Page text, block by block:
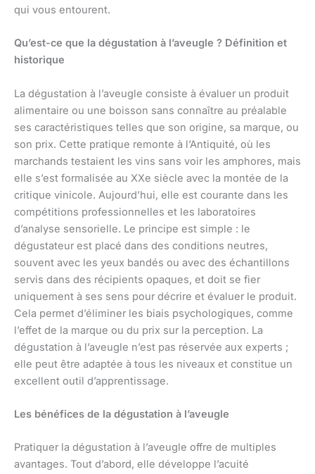
qui vous entourent.
Qu’est-ce que la dégustation à l’aveugle ? Définition et
historique
La dégustation à l’aveugle consiste à évaluer un produit
alimentaire ou une boisson sans connaître au préalable
ses caractéristiques telles que son origine, sa marque, ou
son prix. Cette pratique remonte à l’Antiquité, où les
marchands testaient les vins sans voir les amphores, mais
elle s’est formalisée au XXe siècle avec la montée de la
critique vinicole. Aujourd’hui, elle est courante dans les
compétitions professionnelles et les laboratoires
d’analyse sensorielle. Le principe est simple : le
dégustateur est placé dans des conditions neutres,
souvent avec les yeux bandés ou avec des échantillons
servis dans des récipients opaques, et doit se fier
uniquement à ses sens pour décrire et évaluer le produit.
Cela permet d’éliminer les biais psychologiques, comme
l’effet de la marque ou du prix sur la perception. La
dégustation à l’aveugle n’est pas réservée aux experts ;
elle peut être adaptée à tous les niveaux et constitue un
excellent outil d’apprentissage.
Les bénéfices de la dégustation à l’aveugle
Pratiquer la dégustation à l’aveugle offre de multiples
avantages. Tout d’abord, elle développe l’acuité